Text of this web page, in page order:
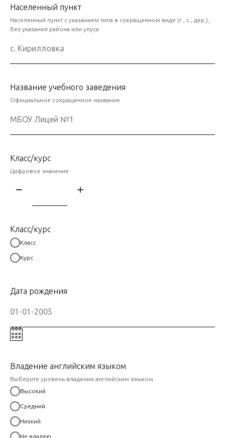
Населенный пункт
Населенный пункт с указанием типа в сокращенном виде (г., с., дер.),
без указания района или улуса
Название учебного заведения
Официальное сокращенное название
Класс/курс
Цифровое значение
Класс/курс
Класс
Курс
Дата рождения
Владение английским языком
Выберите уровень владения английским языком
Высокий
Средний
Низкий
Не владею